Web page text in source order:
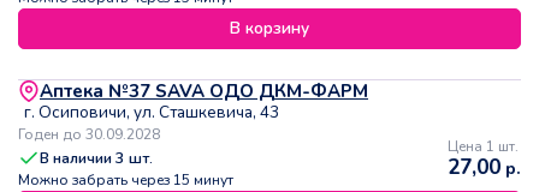
В корзину
Аптека №37 SAVA ОДО ДКМ-ФАРМ
г. Осиповичи, ул. Сташкевича, 43
Годен до 30.09.2028
В наличии3 шт.
Можно забрать через 15 минут
Цена 1 шт.
27,00 р.